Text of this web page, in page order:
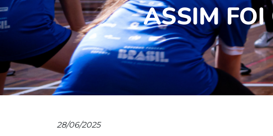
ASSIM
28/06/2025